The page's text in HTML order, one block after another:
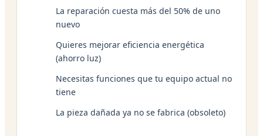
La reparación cuesta más del 50% de uno
nuevo
Quieres mejorar eficiencia energética
(ahorro luz)
Necesitas funciones que tu equipo actual no
tiene
La pieza dañada ya no se fabrica (obsoleto)